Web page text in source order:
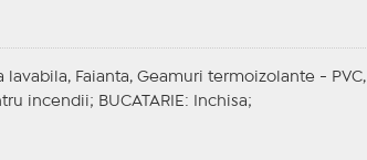
lavabila, Faianta, Geamuri termoizolante - PVC,
incendii; BUCATARIE : Inchisa;